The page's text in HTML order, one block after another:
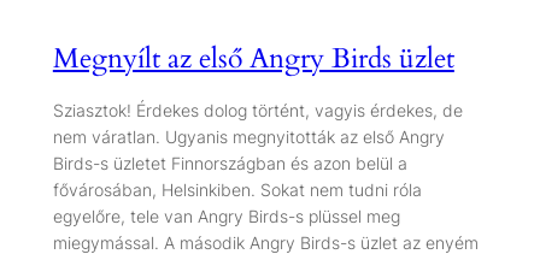
Megnyílt az első Angry Birds üzlet
Sziasztok! Érdekes dolog történt, vagyis érdekes, de
nem váratlan. Ugyanis megnyitották az első Angry
Birds-s üzletet Finnországban és azon belül a
fővárosában, Helsinkiben. Sokat nem tudni róla
egyelőre, tele van Angry Birds-s plüssel meg
miegymással. A második Angry Birds-s üzlet az enyém